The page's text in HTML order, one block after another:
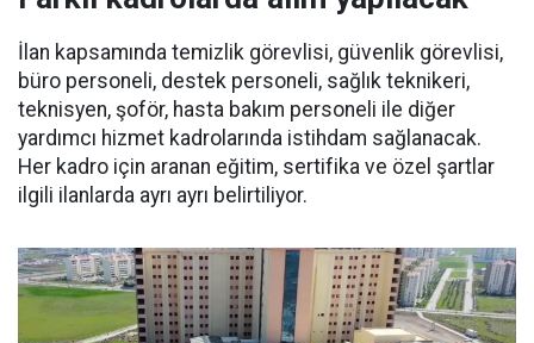
İlan kapsamında temizlik görevlisi, güvenlik görevlisi,
büro personeli, destek personeli, sağlık teknikeri,
teknisyen, şoför, hasta bakım personeli ile diğer
yardımcı hizmet kadrolarında istihdam sağlanacak.
Her kadro için aranan eğitim, sertifika ve özel şartlar
ilgili ilanlarda ayrı ayrı belirtiliyor.